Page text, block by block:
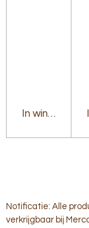
In
Notificatie: Alle
verkrijgbaar bij